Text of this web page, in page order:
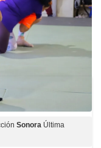
Sonora Última